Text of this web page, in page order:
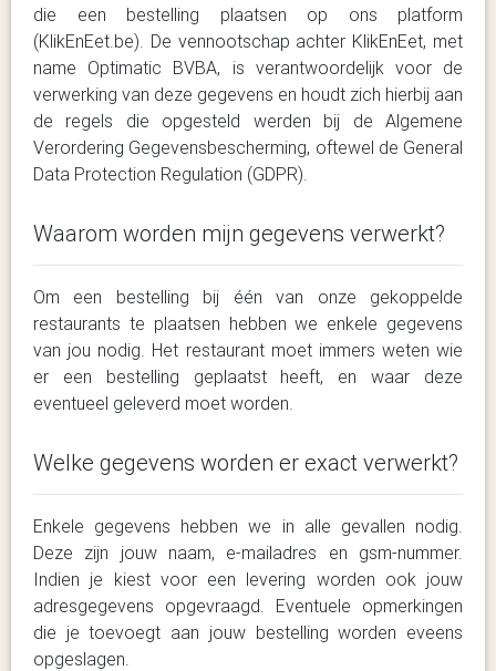
die een bestelling plaatsen op ons platform
(KlikEnEet.be). De vennootschap achter KlikEnEet, met
name Optimatic BVBA, is verantwoordelijk voor de
verwerking van deze gegevens en houdt zich hierbij aan
de regels die opgesteld werden bij de Algemene
Verordering Gegevensbescherming, oftewel de General
Data Protection Regulation (GDPR).
Waarom worden mijn gegevens verwerkt?
Om een bestelling bij één van onze gekoppelde
restaurants te plaatsen hebben we enkele gegevens
van jou nodig. Het restaurant moet immers weten wie
er een bestelling geplaatst heeft, en waar deze
eventueel geleverd moet worden.
Welke gegevens worden er exact verwerkt?
Enkele gegevens hebben we in alle gevallen nodig.
Deze zijn jouw naam, e-mailadres en gsm-nummer.
Indien je kiest voor een levering worden ook jouw
adresgegevens opgevraagd. Eventuele opmerkingen
die je toevoegt aan jouw bestelling worden eveens
opgeslagen.